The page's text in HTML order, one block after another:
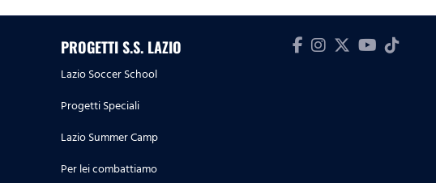
PROGETTI S.S. LAZIO
Lazio Soccer School
Progetti Speciali
Lazio Summer Camp
Per lei combattiamo